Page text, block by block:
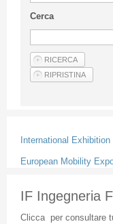
Privacy Policy
Articoli
Cerca
International
European Mobility
IF Ingegneria
Cliccaper consultare